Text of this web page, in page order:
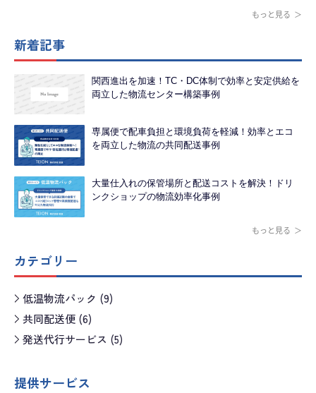
もっと見る
新着記事
関西進出を加速！TC・DC体制で効率と安定供給を
両立した物流センター構築事例
専属便で配車負担と環境負荷を軽減！効率とエコ
を両立した物流の共同配送事例
大量仕入れの保管場所と配送コストを解決！ドリ
ンクショップの物流効率化事例
もっと見る
カテゴリー
低温物流パック (9)
共同配送便 (6)
発送代行サービス (5)
提供サービス